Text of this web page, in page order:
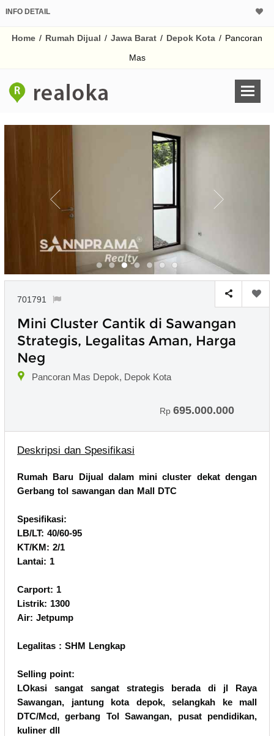
INFO DETAIL
Home / Rumah Dijual / Jawa Barat / Depok Kota / Pancoran
Mas
701791
Mini Cluster Cantik di Sawangan
Strategis, Legalitas Aman, Harga
Neg
Pancoran Mas Depok, Depok Kota
Rp 695.000.000
Deskripsi dan Spesifikasi
Rumah Baru Dijual dalam mini cluster dekat dengan
Gerbang tol sawangan dan Mall DTC
Spesifikasi:
LB/LT: 40/60-95
KT/KM: 2/1
Lantai: 1
Carport: 1
Listrik: 1300
Air: Jetpump
Legalitas : SHM Lengkap
Selling point:
LOkasi sangat sangat strategis berada di jl Raya
Sawangan, jantung kota depok, selangkah ke mall
DTC/Mcd, gerbang Tol Sawangan, pusat pendidikan,
kuliner dll
Harga Rp
% /th
pada kotak-